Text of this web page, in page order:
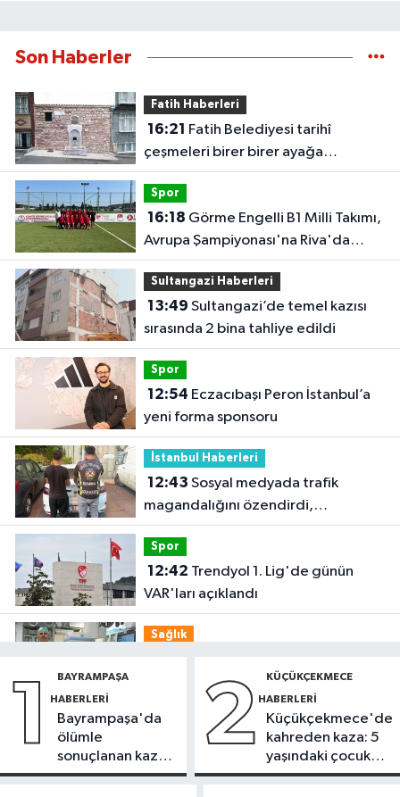
Son Haberler
Fatih Haberleri
16:21
çeşmeleri birer birer ayağa
kaldırıyor
Spor
16:18
Avrupa Şampiyonası'na Riva'da
hazırlanıyor
Sultangazi Haberleri
13:49
sırasında 2 bina tahliye edildi
Spor
12:54
yeni forma sponsoru
İstanbul Haberleri
12:43
magandalığını özendirdi,
ehliyetinden oldu: 72 bin lira ceza
Spor
12:42
VAR'ları açıklandı
Sağlık
teknolojiyle uzuv kayıpları önleniyor'
Güncel
listesi İzmitlileri kızdırdı
1 BAYRAMPAŞA
HABERLERI
Bayrampaşa'da
ölümle
sonuçlanan kaza:
Sürücü
2 KÜÇÜKÇEKMECE
HABERLERI
Küçükçekmece'de
kahreden kaza: 5
yaşındaki çocuk
yoğun bakımda